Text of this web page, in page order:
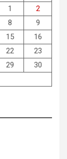
1
2
8
9
15
16
22
23
29
30